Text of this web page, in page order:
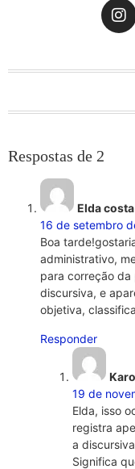
Respostas de 2
Elda
16 de setembro
Boa
administrativo,
para correção da
discursiva, e
objetiva,
Responder
19 de
Elda, isso
registra
a
Significa